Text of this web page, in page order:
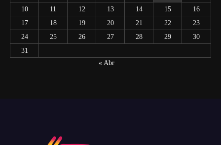
10
11 12 13 14 15
16
17
18 19 20 21 22
23
24
25 26 27 28 29
30
31
« Abr